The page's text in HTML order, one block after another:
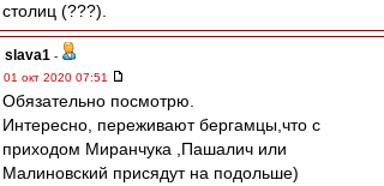
столиц (???).
slava1 -
01 окт 2020 07:51
Обязательно посмотрю.
Интересно, переживают бергамцы,что с
приходом Миранчука ,Пашалич или
Малиновский присядут на подольше)